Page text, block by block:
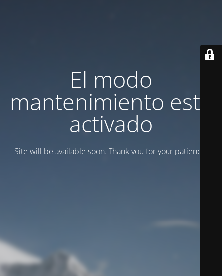
El modo
mantenimiento está
activado
Site will be available soon. Thank you for your patience!